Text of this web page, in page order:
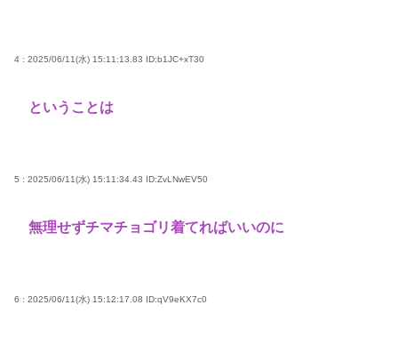
4 : 2025/06/11(水) 15:11:13.83 ID:b1JC+xT30
ということは
5 : 2025/06/11(水) 15:11:34.43 ID:ZvLNwEV50
無理せずチマチョゴリ着てればいいのに
6 : 2025/06/11(水) 15:12:17.08 ID:qV9eKX7c0